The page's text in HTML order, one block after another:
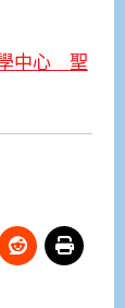
中心 聖